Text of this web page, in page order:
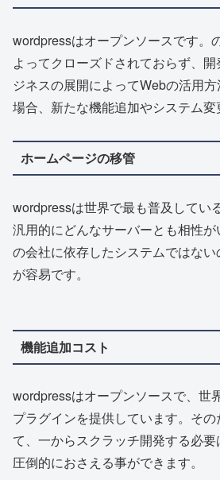
wordpressはオープンソースです。
よってクローズドされておらず、
ジネスの展開によってWebの活用
場合、新たな機能追加やシステム変
ホームページの移管
wordpressは世界で最も普及してい
汎用的にどんなサーバーとも相性
の会社に依存したシステムではな
が容易です。
機能追加コスト
wordpressはオープンソースで、世
プラグインを提供しています。そ
て、一からスクラッチ開発する必
圧倒的におさえる事ができます。